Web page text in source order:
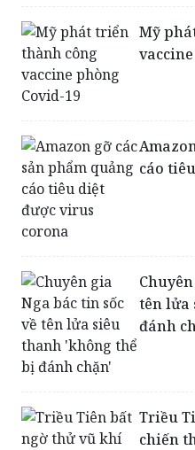
Mỹ
cáo
tên lửa
đánh
Triều
chiến